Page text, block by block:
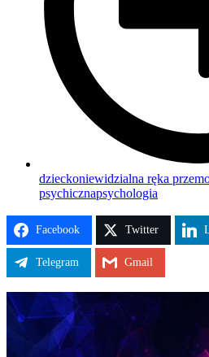
dzieckoniewidzialna ręka
psychicznapsychologia
Facebook Twitter
Telegram Gmail